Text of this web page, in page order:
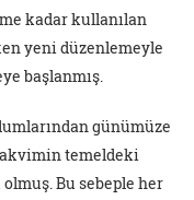
kadar kullanılan
yeni düzenlemeyle
başlanmış.
günümüze
temeldeki
Bu sebeple her